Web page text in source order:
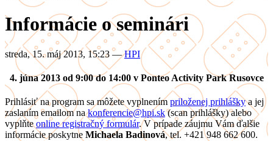
Informácie o seminári
streda, 15. máj 2013, 15:23 — HPI
4. júna 2013 od 9:00 do 14:00 v Ponteo Activity Park Rusovce
Prihlásiť na program sa môžete vyplnením priloženej prihláškya jej
zaslaním emailom nakonferencie@hpi.sk(scan prihlášky) alebo
vyplňteonline registračný formulár. V prípade záujmu Vám ďalšie
informácie poskytne Michaela Badinová, tel. +421 948 662 600.